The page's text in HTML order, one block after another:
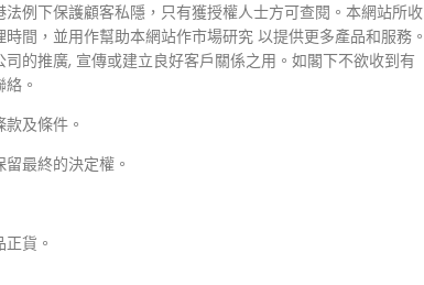
Wash
例下保護顧客私隱，只有獲授權人士方可查閱。本網站所收
間，並用作幫助本網站作市場研究 以提供更多產品和服務。
的推廣, 宣傳或建立良好客戶關係之用。如閣下不欲收到有
。
及條件。
最終的決定權。
貨。